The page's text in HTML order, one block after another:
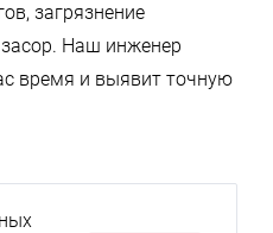
загрязнение
Наш инженер
время и выявит точную